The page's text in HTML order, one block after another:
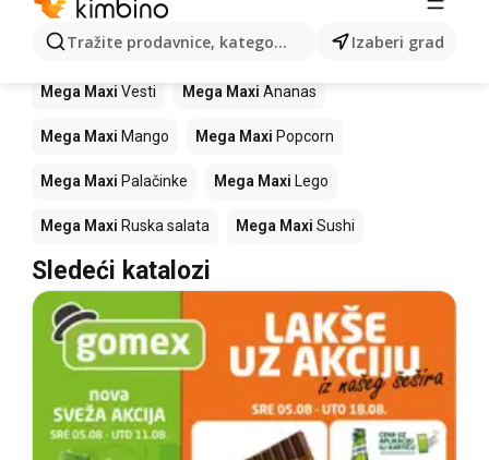
Tražite prodavnice, kategorije, proizvode...Izaberi grad
Drugi proizvodi u prodavnicama Mega
Maxi
Mega Maxi Vesti Mega Maxi Ananas
Mega Maxi Mango Mega Maxi Popcorn
Mega Maxi Palačinke Mega Maxi Lego
Mega Maxi Ruska salata Mega Maxi Sushi
Sledeći katalozi